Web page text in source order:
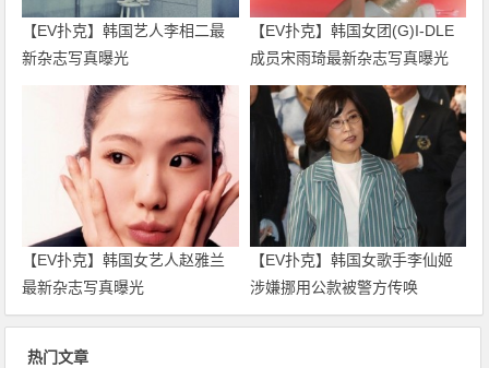
【EV扑克】韩国艺人李相二最
新杂志写真曝光
【EV扑克】韩国女团(G)I-DLE
成员宋雨琦最新杂志写真曝光
【EV扑克】韩国女艺人赵雅兰
最新杂志写真曝光
【EV扑克】韩国女歌手李仙姬
涉嫌挪用公款被警方传唤
热门文章